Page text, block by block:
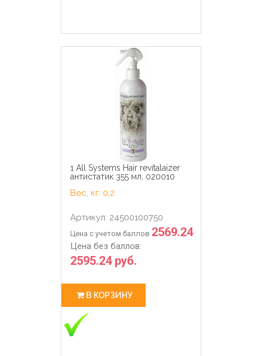
1 All Systems Hair revitalaizer
антистатик 355 мл, 020010
Вес, кг: 0,2
Артикул: 24500100750
Цена с учетом баллов 2569.24
Цена без баллов:
2595.24 руб.
В КОРЗИНУ